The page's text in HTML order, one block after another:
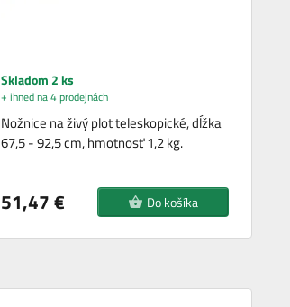
Skladom 2 ks
+ ihned na 4 prodejnách
Nožnice na živý plot teleskopické, dĺžka
67,5 - 92,5 cm, hmotnosť 1,2 kg.
51,47 € Do košíka